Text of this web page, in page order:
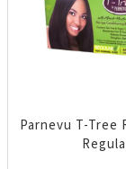
Parnevu T-Tree